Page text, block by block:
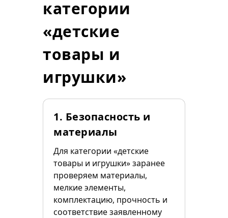
категории
«детские
товары и
игрушки»
1. Безопасность и
материалы
Для категории «детские
товары и игрушки» заранее
проверяем материалы,
мелкие элементы,
комплектацию, прочность и
соответствие заявленному